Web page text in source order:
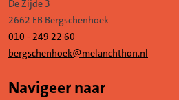
De Zijde 3
2662 EB Bergschenhoek
010 - 249 22 60
bergschenhoek@melanchthon.nl
Navigeer naar